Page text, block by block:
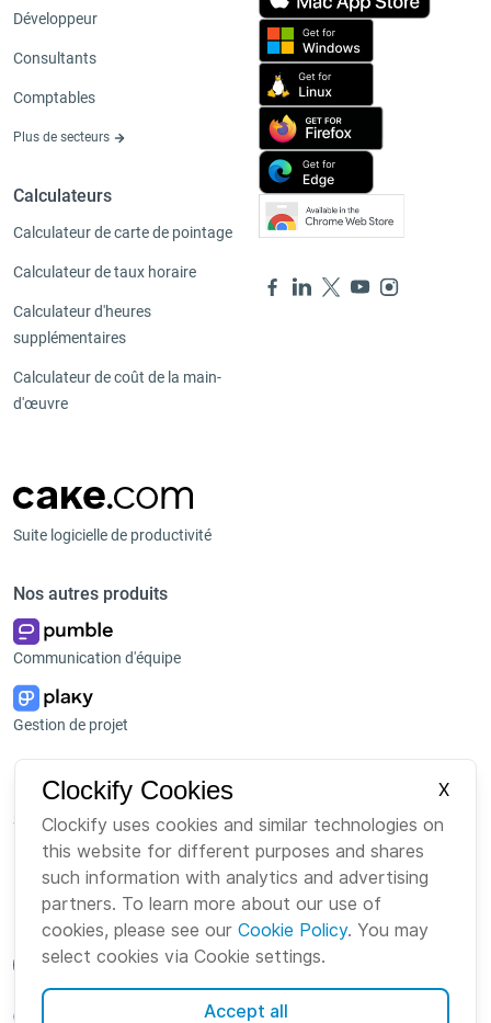
Développeur
Consultants
Comptables
Plus de secteurs
Calculateurs
Calculateur de carte de pointage
Calculateur de taux horaire
Calculateur d'heures
supplémentaires
Calculateur de coût de la main-
d'œuvre
Suite logicielle de productivité
Nos autres produits
Communication d'équipe
Gestion de projet
Plateforme
Suite
Bundle
Marketplace
À propos de nous
Emploi
Marque
Clockify Cookies
X
Clockify uses cookies and similar technologies on
this website for different purposes and shares
such information with analytics and advertising
partners. To learn more about our use of
cookies, please see our Cookie Policy. You may
select cookies via Cookie settings.
Accept all